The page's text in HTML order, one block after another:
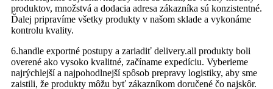
produktov, množstvá a dodacia adresa zákazníka sú konzistentné.
Ďalej pripravíme všetky produkty v našom sklade a vykonáme
kontrolu kvality.
6.handle exportné postupy a zariadiť delivery.all produkty boli
overené ako vysoko kvalitné, začíname expedíciu. Vyberieme
najrýchlejší a najpohodlnejší spôsob prepravy logistiky, aby sme
zaistili, že produkty môžu byť zákazníkom doručené čo najskôr.